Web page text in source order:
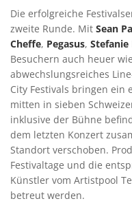
Die erfolgreiche
zweite Runde. Mit Sean
Cheffe, Pegasus, Stefanie
Besuchern auch heuer
abwechslungsreiches
City Festivals bringen ein
mitten in sieben
inklusive der Bühne
dem letzten Konzert
Standort verschoben.
Festivaltage und die
Künstler vom Artistpool
betreut werden.